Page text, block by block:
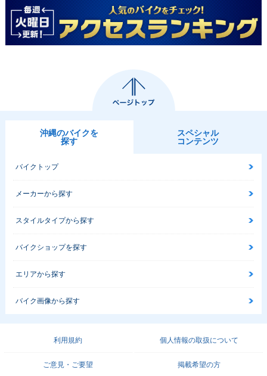
沖縄のバイクを
探す
スペシャル
コンテンツ
バイクトップ
メーカーから探す
スタイルタイプから探す
バイクショップを探す
エリアから探す
バイク画像から探す
利用規約 個人情報の取扱について
ご意見・ご要望 掲載希望の方